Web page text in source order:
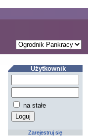
Użytkownik
na stałe
Zarejestruj się